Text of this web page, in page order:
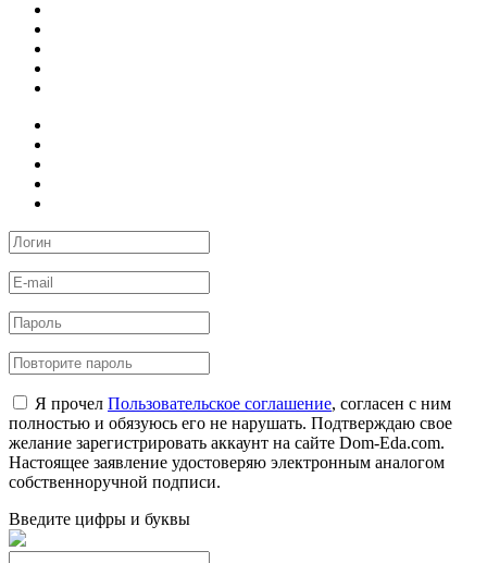
Я прочел Пользовательское соглашение, согласен с ним
полностью и обязуюсь его не нарушать. Подтверждаю свое
желание зарегистрировать аккаунт на сайте Dom-Eda.com.
Настоящее заявление удостоверяю электронным аналогом
собственноручной подписи.
Введите цифры и буквы